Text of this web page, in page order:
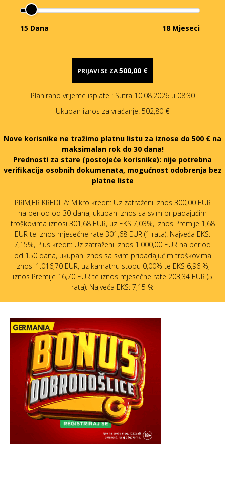
15 Dana 18 Mjeseci
PRIJAVI SE ZA500,00 €
Planirano vrijeme isplate : Sutra 10.08.2026 u 08:30
Ukupan iznos za vraćanje: 502,80 €
Nove korisnike ne tražimo platnu listu za iznose do 500 € na
maksimalan rok do 30 dana!
Prednosti za stare (postojeće korisnike): nije potrebna
verifikacija osobnih dokumenata, mogućnost odobrenja bez
platne liste
PRIMJER KREDITA: Mikro kredit: Uz zatraženi iznos 300,00 EUR
na period od 30 dana, ukupan iznos sa svim pripadajućim
troškovima iznosi 301,68 EUR, uz EKS 7,03%, iznos Premije 1,68
EUR te iznos mjesečne rate 301,68 EUR (1 rata). Najveća EKS:
7,15%, Plus kredit: Uz zatraženi iznos 1.000,00 EUR na period
od 150 dana, ukupan iznos sa svim pripadajućim troškovima
iznosi 1.016,70 EUR, uz kamatnu stopu 0,00% te EKS 6,96 %,
iznos Premije 16,70 EUR te iznos mjesečne rate 203,34 EUR (5
rata). Najveća EKS: 7,15 %